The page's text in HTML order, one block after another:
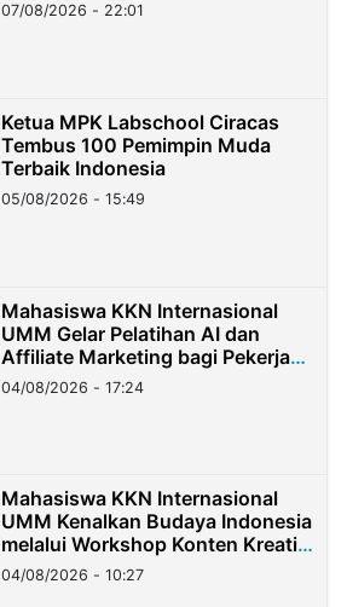
07/08/2026 - 22:01
Ketua MPK Labschool Ciracas
Tembus 100 Pemimpin Muda
Terbaik Indonesia
05/08/2026 - 15:49
Mahasiswa KKN Internasional
UMM Gelar Pelatihan AI dan
Affiliate Marketing bagi Pekerja
Migran Indonesia di Taiwan
04/08/2026 - 17:24
Mahasiswa KKN Internasional
UMM Kenalkan Budaya Indonesia
melalui Workshop Konten Kreatif
di Taiwan
04/08/2026 - 10:27